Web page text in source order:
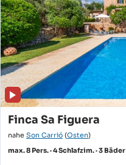
Finca Sa Figuera
nahe Son Carrió (Osten)
max. 8 Pers. · 4 Schlafzim. · 3 Bäder